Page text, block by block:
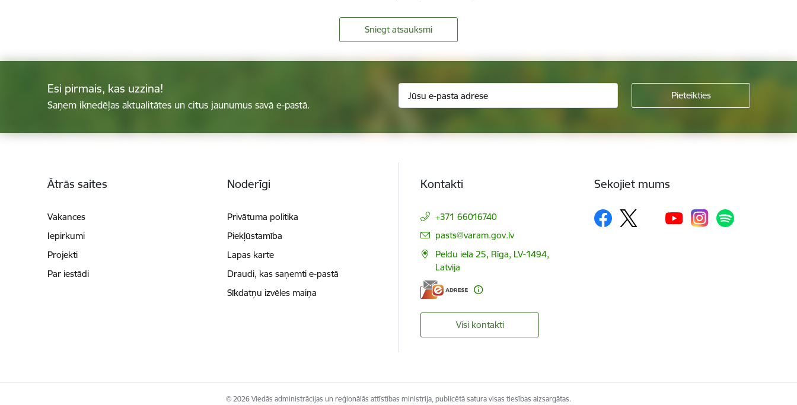
Sniegt atsauksmi
Esi pirmais, kas uzzina!
Saņem iknedēļas aktualitātes un citus jaunumus savā e-pastā.
Ātrās saites
Vakances
Iepirkumi
Projekti
Par iestādi
Noderīgi
Privātuma politika
Piekļūstamība
Lapas karte
Draudi, kas saņemti e-pastā
Sīkdatņu izvēles maiņa
Kontakti
+371 66016740
E-pasts:
pasts@varam.gov.lv
Peldu iela 25, Rīga, LV-1494,
Latvija
Visi kontakti
Sekojiet mums
© 2026 Viedās administrācijas un reģionālās attīstības ministrija, publicētā satura visas tiesības aizsargātas.